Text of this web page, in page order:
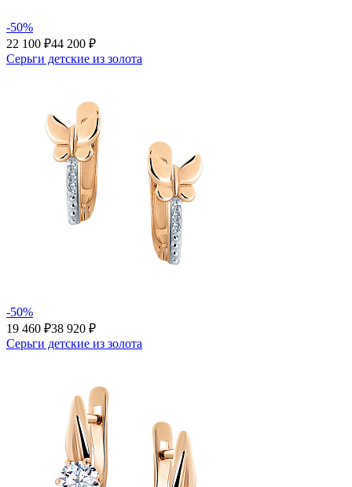
-50%
22 100 ₽44 200 ₽
Серьги детские из золота
-50%
19 460 ₽38 920 ₽
Серьги детские из золота